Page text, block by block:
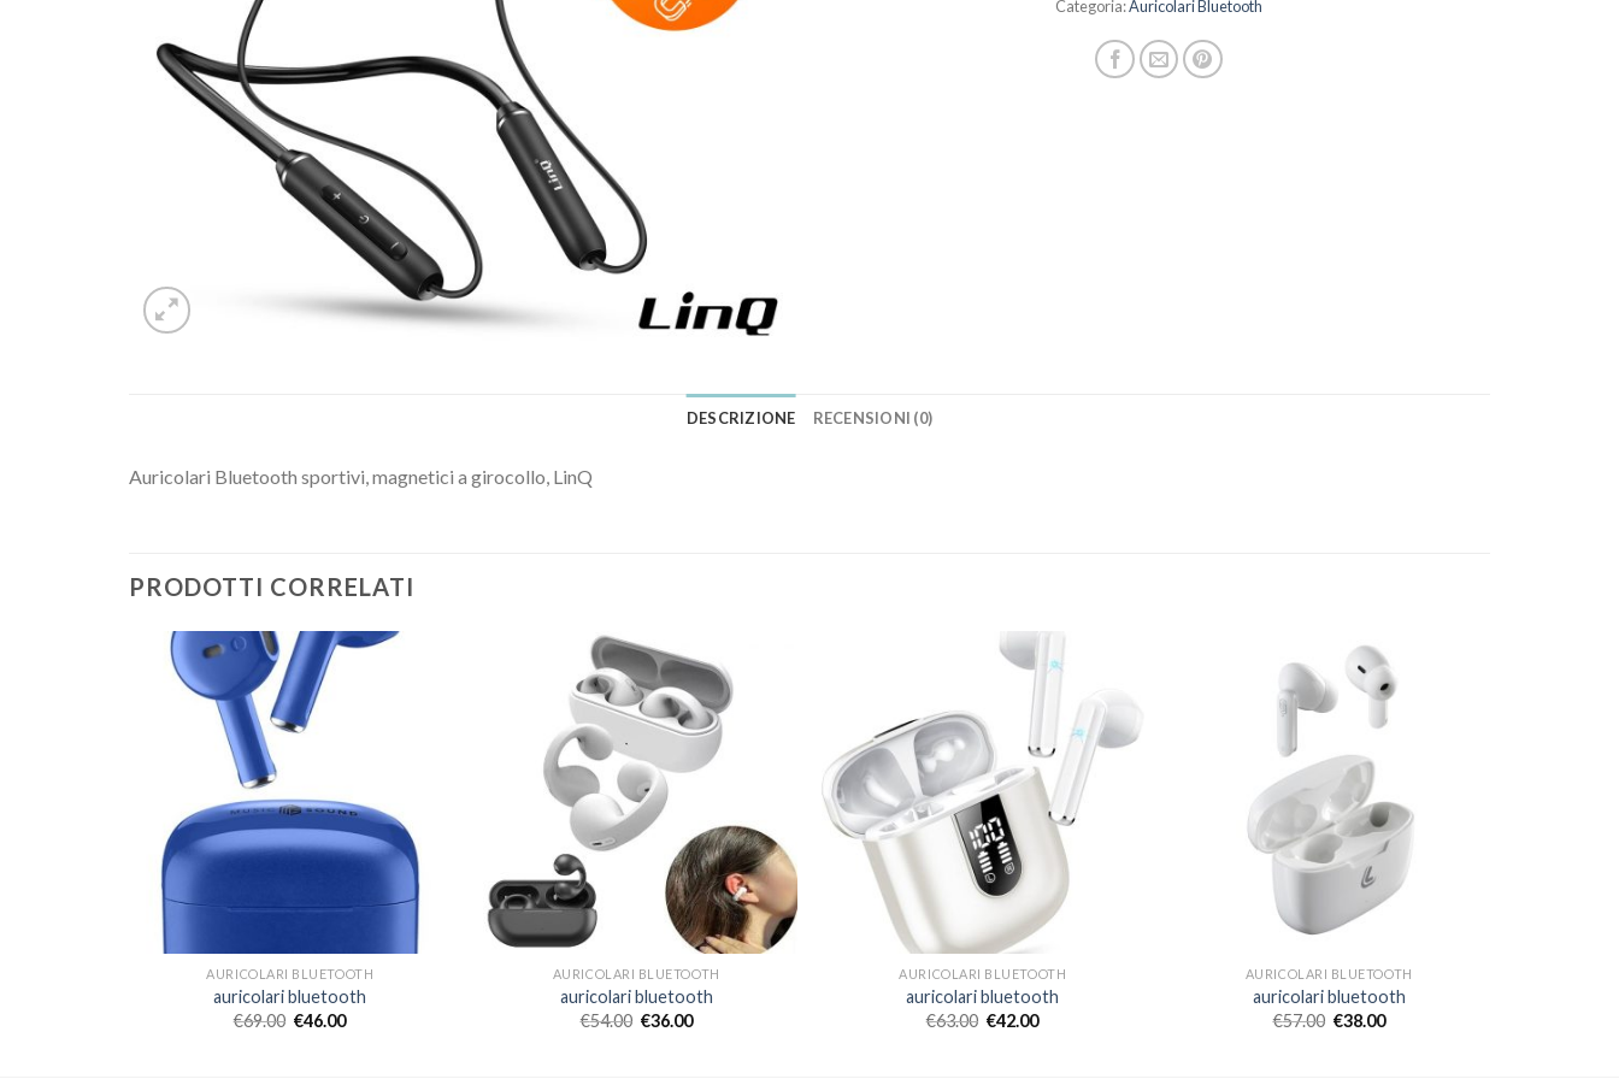
Categoria:Auricolari Bluetooth
DESCRIZIONE RECENSIONI (0)
Auricolari Bluetooth sportivi, magnetici a girocollo, LinQ
PRODOTTI CORRELATI
AURICOLARI BLUETOOTH
auricolari bluetooth
€69.00 €46.00
AURICOLARI BLUETOOTH
auricolari bluetooth
€54.00 €36.00
AURICOLARI BLUETOOTH
auricolari bluetooth
€63.00 €42.00
AURICOLARI BLUETOOTH
auricolari bluetooth
€57.00 €38.00